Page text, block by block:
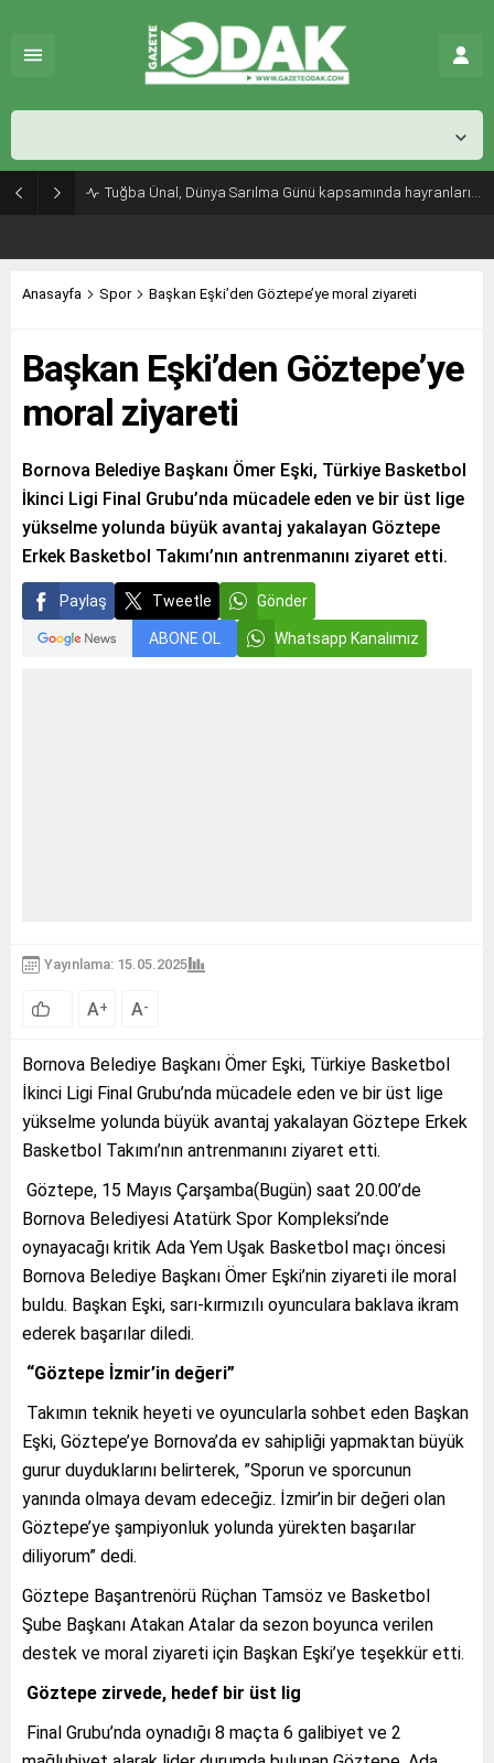
Tuğba Ünal, Dünya Sarılma Günü kapsamında hayranlarıyla buluştu
Anasayfa Spor Başkan Eşki’den Göztepe’ye moral ziyareti
Başkan Eşki’den Göztepe’ye
moral ziyareti
Bornova Belediye Başkanı Ömer Eşki, Türkiye Basketbol
İkinci Ligi Final Grubu’nda mücadele eden ve bir üst lige
yükselme yolunda büyük avantaj yakalayan Göztepe
Erkek Basketbol Takımı’nın antrenmanını ziyaret etti.
Paylaş Tweetle Gönder
ABONE OL Whatsapp Kanalımız
Yayınlama: 15.05.2025
A+ A-
Bornova Belediye Başkanı Ömer Eşki, Türkiye Basketbol
İkinci Ligi Final Grubu’nda mücadele eden ve bir üst lige
yükselme yolunda büyük avantaj yakalayan Göztepe Erkek
Basketbol Takımı’nın antrenmanını ziyaret etti.
Göztepe, 15 Mayıs Çarşamba(Bugün) saat 20.00’de
Bornova Belediyesi Atatürk Spor Kompleksi’nde
oynayacağı kritik Ada Yem Uşak Basketbol maçı öncesi
Bornova Belediye Başkanı Ömer Eşki’nin ziyareti ile moral
buldu. Başkan Eşki, sarı-kırmızılı oyunculara baklava ikram
ederek başarılar diledi.
“Göztepe İzmir’in değeri”
Takımın teknik heyeti ve oyuncularla sohbet eden Başkan
Eşki, Göztepe’ye Bornova’da ev sahipliği yapmaktan büyük
gurur duyduklarını belirterek, ”Sporun ve sporcunun
yanında olmaya devam edeceğiz. İzmir’in bir değeri olan
Göztepe’ye şampiyonluk yolunda yürekten başarılar
diliyorum” dedi.
Göztepe Başantrenörü Rüçhan Tamsöz ve Basketbol
Şube Başkanı Atakan Atalar da sezon boyunca verilen
destek ve moral ziyareti için Başkan Eşki’ye teşekkür etti.
Göztepe zirvede, hedef bir üst lig
Final Grubu’nda oynadığı 8 maçta 6 galibiyet ve 2